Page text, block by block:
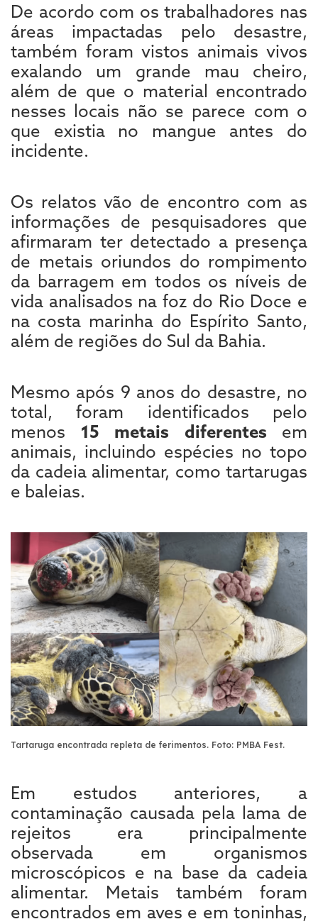
De acordo com os trabalhadores nas
áreas impactadas pelo desastre,
também foram vistos animais vivos
exalando um grande mau cheiro,
além de que o material encontrado
nesses locais não se parece com o
que existia no mangue antes do
incidente.
Os relatos vão de encontro com as
informações de pesquisadores que
afirmaram ter detectado a presença
de metais oriundos do rompimento
da barragem em todos os níveis de
vida analisados na foz do Rio Doce e
na costa marinha do Espírito Santo,
além de regiões do Sul da Bahia.
Mesmo após 9 anos do desastre, no
total, foram identificados pelo
menos 15 metais diferentes em
animais, incluindo espécies no topo
da cadeia alimentar, como tartarugas
e baleias.
Tartaruga encontrada repleta de ferimentos. Foto: PMBA Fest.
Em estudos anteriores, a
contaminação causada pela lama de
rejeitos era principalmente
observada em organismos
microscópicos e na base da cadeia
alimentar. Metais também foram
encontrados em aves e em toninhas,